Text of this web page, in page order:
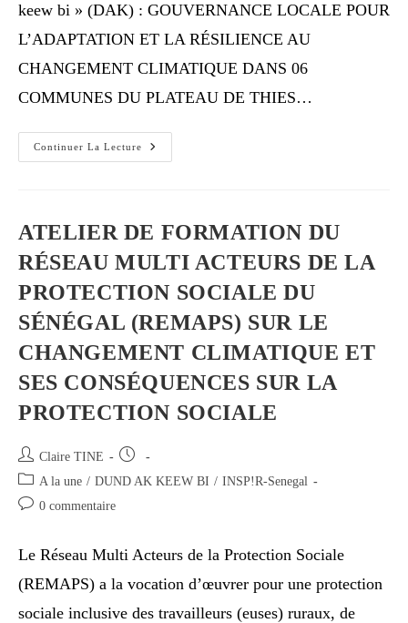
keew bi » (DAK) : GOUVERNANCE LOCALE POUR
L’ADAPTATION ET LA RÉSILIENCE AU
CHANGEMENT CLIMATIQUE DANS 06
COMMUNES DU PLATEAU DE THIES…
Continuer La Lecture
ATELIER DE FORMATION DU
RÉSEAU MULTI ACTEURS DE LA
PROTECTION SOCIALE DU
SÉNÉGAL (REMAPS) SUR LE
CHANGEMENT CLIMATIQUE ET
SES CONSÉQUENCES SUR LA
PROTECTION SOCIALE
Claire TINE
A la une / DUND AK KEEW BI / INSP!R-Senegal
0 commentaire
Le Réseau Multi Acteurs de la Protection Sociale
(REMAPS) a la vocation d’œuvrer pour une protection
sociale inclusive des travailleurs (euses) ruraux, de